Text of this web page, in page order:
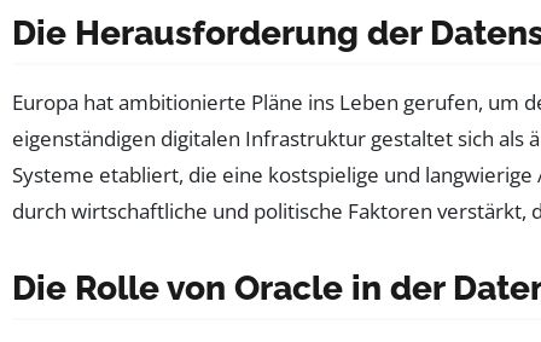
Die Herausforderung der
Europa hat ambitionierte Pläne ins Leben gerufen, um
eigenständigen digitalen Infrastruktur gestaltet sich
Systeme etabliert, die eine kostspielige und
durch wirtschaftliche und politische Faktoren verstärkt,
Die Rolle von Oracle in der